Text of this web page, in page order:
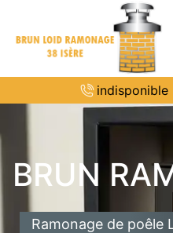
indisponible
BRUN
Ramonage de poêle